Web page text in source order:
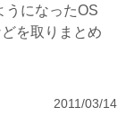
うになったOS
を取りまとめ
2011/03/14